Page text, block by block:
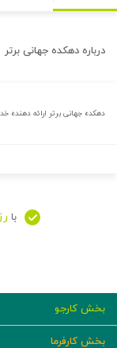
درباره دهکده جهانی برتر
دهکده جهانی برتر ارائه
با
بخش کارجو
بخش کارفرما